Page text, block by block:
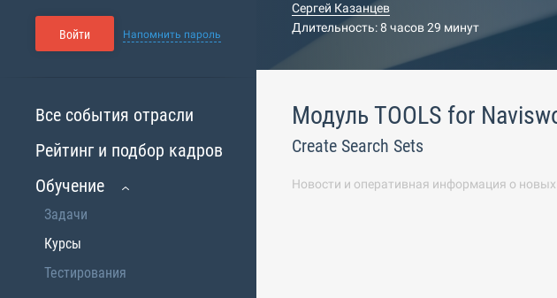
Войти Напомнить пароль
Все события отрасли
Рейтинг и подбор кадров
Обучение
Задачи
Курсы
Тестирования
Сергей Казанцев
Длительность: 8 часов 29 минут
Модуль TOOLS for
Create Search Sets
Новости и оперативная информация о